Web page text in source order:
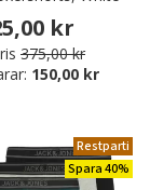
kr
375,00 kr
150,00 kr
Restparti
Spara 40%